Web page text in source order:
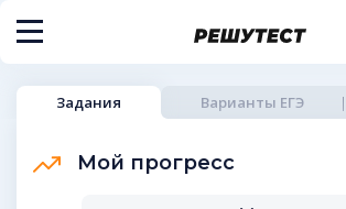
Задания Варианты ЕГЭ
Мой прогресс